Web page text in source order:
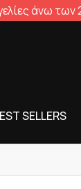
άνω των
SELLERS